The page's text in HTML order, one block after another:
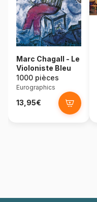
Marc Chagall - Le
Violoniste Bleu
1000 pièces
Eurographics
13,95€